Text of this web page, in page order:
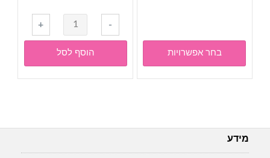
⁦₪200.00⁩
⁦₪300.00⁩
בחר אפשרויות
-
כמות
של
שלטים
לאירועים-
שלט
+
הוסף לסל
מידע